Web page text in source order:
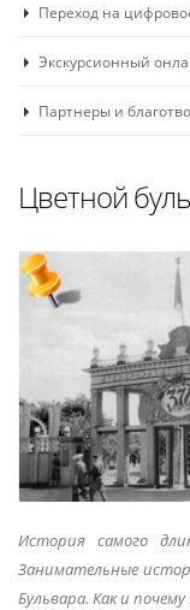
Переход на
Экскурсионный
Партнеры и
Цветной
История самого
Занимательные
Бульвара. Как и